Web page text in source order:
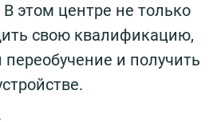
этом центре не только
свою квалификацию,
и получить